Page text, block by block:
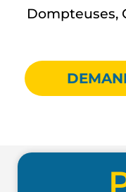
Dompteuses,